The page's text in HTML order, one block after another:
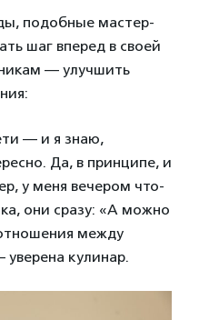
подобные мастер-
шаг вперед в своей
— улучшить
— и я знаю,
Да, в принципе, и
у меня вечером что-
они сразу: «А можно
между
кулинар.